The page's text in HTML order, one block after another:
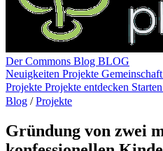
Der Commons Blog BLOG
Neuigkeiten Projekte Gemeinschaft
Projekte Projekte entdecken Starten
Blog / Projekte
Gründung von zwei